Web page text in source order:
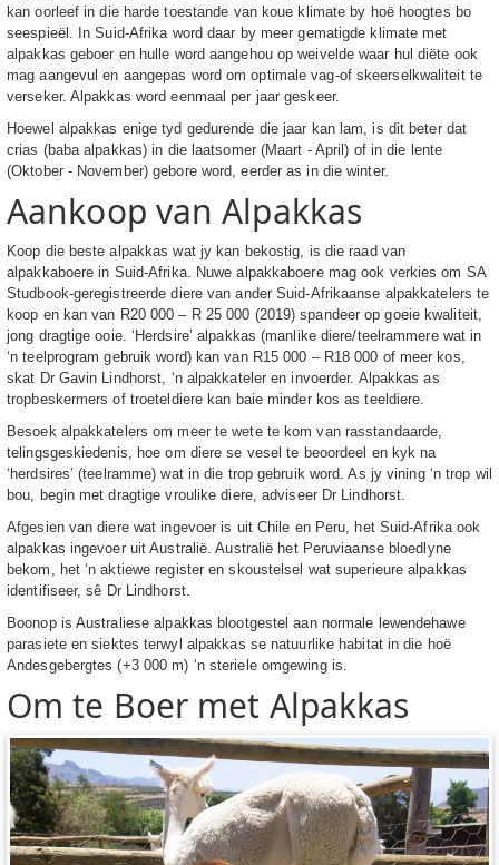
kan oorleef in die harde toestande van koue klimate by hoë hoogtes bo
seespieël. In Suid-Afrika word daar by meer gematigde klimate met
alpakkas geboer en hulle word aangehou op weivelde waar hul diëte ook
mag aangevul en aangepas word om optimale vag-of skeerselkwaliteit te
verseker. Alpakkas word eenmaal per jaar geskeer.
Hoewel alpakkas enige tyd gedurende die jaar kan lam, is dit beter dat
crias (baba alpakkas) in die laatsomer (Maart - April) of in die lente
(Oktober - November) gebore word, eerder as in die winter.
Aankoop van Alpakkas
Koop die beste alpakkas wat jy kan bekostig, is die raad van
alpakkaboere in Suid-Afrika. Nuwe alpakkaboere mag ook verkies om SA
Studbook-geregistreerde diere van ander Suid-Afrikaanse alpakkatelers te
koop en kan van R20 000 – R 25 000 (2019) spandeer op goeie kwaliteit,
jong dragtige ooie. ‘Herdsire’ alpakkas (manlike diere/teelrammere wat in
‘n teelprogram gebruik word) kan van R15 000 – R18 000 of meer kos,
skat Dr Gavin Lindhorst, ‘n alpakkateler en invoerder. Alpakkas as
tropbeskermers of troeteldiere kan baie minder kos as teeldiere.
Besoek alpakkatelers om meer te wete te kom van rasstandaarde,
telingsgeskiedenis, hoe om diere se vesel te beoordeel en kyk na
‘herdsires’ (teelramme) wat in die trop gebruik word. As jy vining ‘n trop wil
bou, begin met dragtige vroulike diere, adviseer Dr Lindhorst.
Afgesien van diere wat ingevoer is uit Chile en Peru, het Suid-Afrika ook
alpakkas ingevoer uit Australië. Australië het Peruviaanse bloedlyne
bekom, het ‘n aktiewe register en skoustelsel wat superieure alpakkas
identifiseer, sê Dr Lindhorst.
Boonop is Australiese alpakkas blootgestel aan normale lewendehawe
parasiete en siektes terwyl alpakkas se natuurlike habitat in die hoë
Andesgebergtes (+3 000 m) ‘n steriele omgewing is.
Om te Boer met Alpakkas